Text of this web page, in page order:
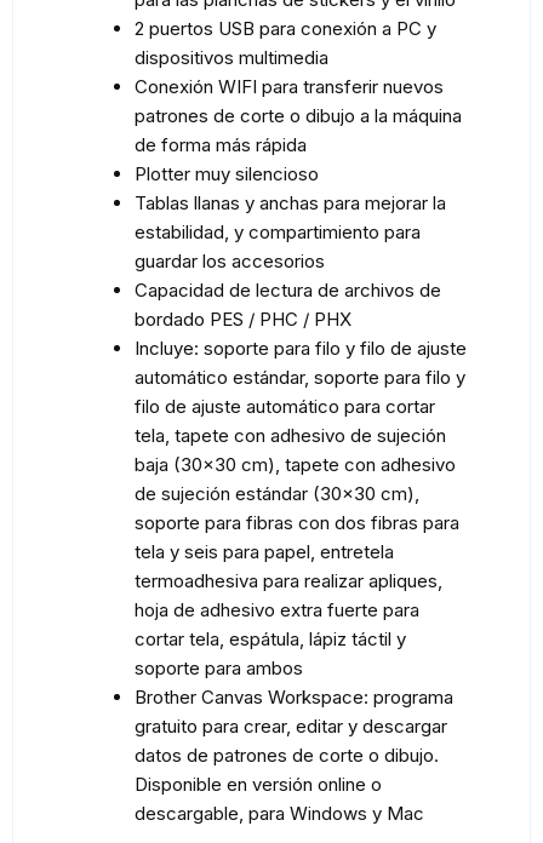
2 puertos USB para conexión a PC y
dispositivos multimedia
Conexión WIFI para transferir nuevos
patrones de corte o dibujo a la máquina
de forma más rápida
Plotter muy silencioso
Tablas llanas y anchas para mejorar la
estabilidad, y compartimiento para
guardar los accesorios
Capacidad de lectura de archivos de
bordado PES / PHC / PHX
Incluye: soporte para filo y filo de ajuste
automático estándar, soporte para filo y
filo de ajuste automático para cortar
tela, tapete con adhesivo de sujeción
baja (30×30 cm), tapete con adhesivo
de sujeción estándar (30×30 cm),
soporte para fibras con dos fibras para
tela y seis para papel, entretela
termoadhesiva para realizar apliques,
hoja de adhesivo extra fuerte para
cortar tela, espátula, lápiz táctil y
soporte para ambos
Brother Canvas Workspace: programa
gratuito para crear, editar y descargar
datos de patrones de corte o dibujo.
Disponible en versión online o
descargable, para Windows y Mac